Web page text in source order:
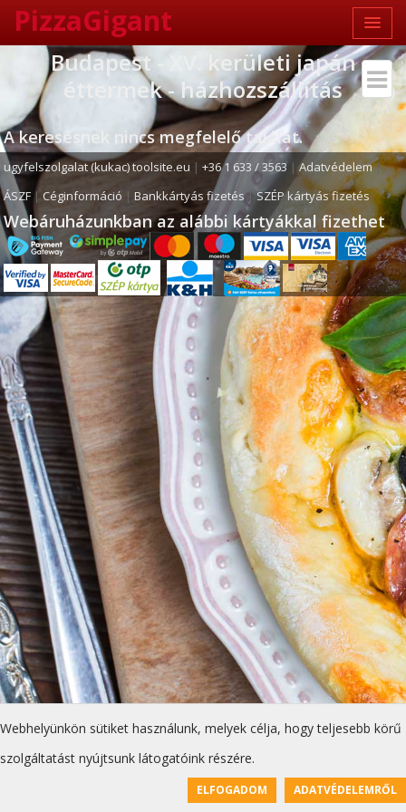
Webhelyünkön sütiket használunk, melyek célja, hogy teljesebb körű
szolgáltatást nyújtsunk látogatóink részére.
ELFOGADOM ADATVÉDELEMRŐL
PizzaGigant
Budapest - XV. kerületi japán
éttermek - házhozszállítás
A keresésnek nincs megfelelő találat.
ugyfelszolgalat (kukac) toolsite.eu |+36 1 633 / 3563|Adatvédelem|
ÁSZF |Céginformáció |Bankkártyás fizetés|SZÉP kártyás fizetés
Webáruházunkban az alábbi kártyákkal fizethet